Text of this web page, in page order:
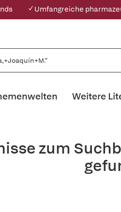
✓ Umfangreiche
Weitere
zum